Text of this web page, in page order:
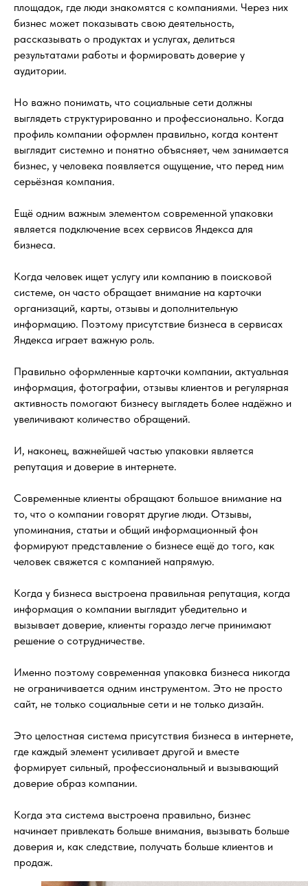
площадок, где люди знакомятся с компаниями. Через них
бизнес может показывать свою деятельность,
рассказывать о продуктах и услугах, делиться
результатами работы и формировать доверие у
аудитории.
Но важно понимать, что социальные сети должны
выглядеть структурированно и профессионально. Когда
профиль компании оформлен правильно, когда контент
выглядит системно и понятно объясняет, чем занимается
бизнес, у человека появляется ощущение, что перед ним
серьёзная компания.
Ещё одним важным элементом современной упаковки
является подключение всех сервисов Яндекса для
бизнеса.
Когда человек ищет услугу или компанию в поисковой
системе, он часто обращает внимание на карточки
организаций, карты, отзывы и дополнительную
информацию. Поэтому присутствие бизнеса в сервисах
Яндекса играет важную роль.
Правильно оформленные карточки компании, актуальная
информация, фотографии, отзывы клиентов и регулярная
активность помогают бизнесу выглядеть более надёжно и
увеличивают количество обращений.
И, наконец, важнейшей частью упаковки является
репутация и доверие в интернете.
Современные клиенты обращают большое внимание на
то, что о компании говорят другие люди. Отзывы,
упоминания, статьи и общий информационный фон
формируют представление о бизнесе ещё до того, как
человек свяжется с компанией напрямую.
Когда у бизнеса выстроена правильная репутация, когда
информация о компании выглядит убедительно и
вызывает доверие, клиенты гораздо легче принимают
решение о сотрудничестве.
Именно поэтому современная упаковка бизнеса никогда
не ограничивается одним инструментом. Это не просто
сайт, не только социальные сети и не только дизайн.
Это целостная система присутствия бизнеса в интернете,
где каждый элемент усиливает другой и вместе
формирует сильный, профессиональный и вызывающий
доверие образ компании.
Когда эта система выстроена правильно, бизнес
начинает привлекать больше внимания, вызывать больше
доверия и, как следствие, получать больше клиентов и
продаж.